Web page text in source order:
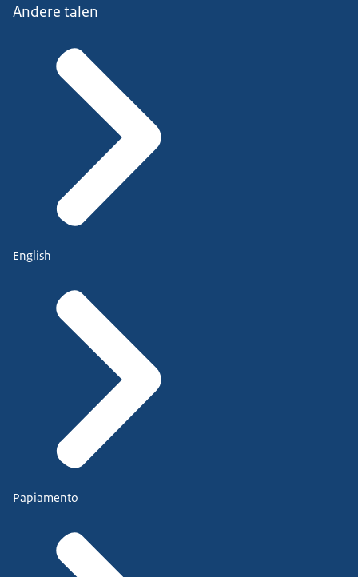
Andere talen
English
Papiamento